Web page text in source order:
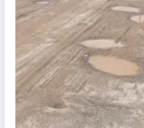
Atenção,
dificuldades
dezembro 25,
Guia útil Conheça nossa cidade
APAN
A REDE
Blog Wisley Fernandes - 2025 - Ligue:
CNPJ:38.455.321/0001-53 | Powered By